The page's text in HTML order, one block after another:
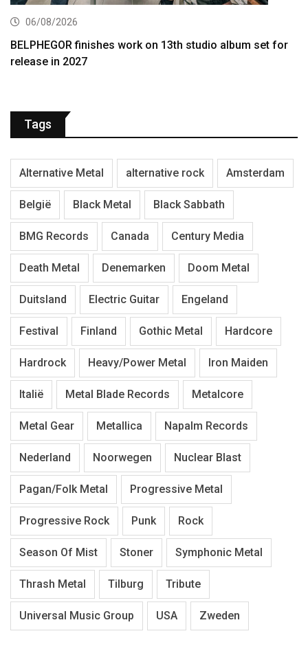
06/08/2026
BELPHEGOR finishes work on 13th studio album set for
release in 2027
Tags
Alternative Metal alternative rock Amsterdam
België Black Metal Black Sabbath
BMG Records Canada Century Media
Death Metal Denemarken Doom Metal
Duitsland Electric Guitar Engeland
Festival Finland Gothic Metal Hardcore
Hardrock Heavy/Power Metal Iron Maiden
Italië Metal Blade Records Metalcore
Metal Gear Metallica Napalm Records
Nederland Noorwegen Nuclear Blast
Pagan/Folk Metal Progressive Metal
Progressive Rock Punk Rock
Season Of Mist Stoner Symphonic Metal
Thrash Metal Tilburg Tribute
Universal Music Group USA Zweden